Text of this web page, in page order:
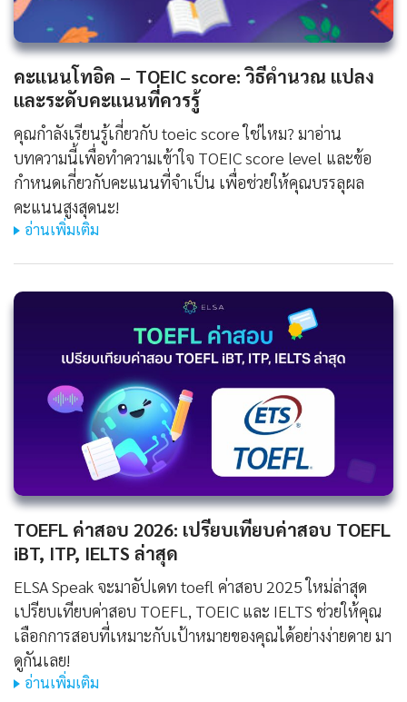
คะแนนโทอิค – TOEIC score: วิธีคำนวณ แปลง
และระดับคะแนนที่ควรรู้
คุณกำลังเรียนรู้เกี่ยวกับ toeic score ใช่ไหม? มาอ่าน
บทความนี้เพื่อทำความเข้าใจ TOEIC score level และข้อ
กำหนดเกี่ยวกับคะแนนที่จำเป็น เพื่อช่วยให้คุณบรรลุผล
คะแนนสูงสุดนะ!
อ่านเพิ่มเติม
TOEFL ค่าสอบ 2026: เปรียบเทียบค่าสอบ TOEFL
iBT, ITP, IELTS ล่าสุด
ELSA Speak จะมาอัปเดท toefl ค่าสอบ 2025 ใหม่ล่าสุด
เปรียบเทียบค่าสอบ TOEFL, TOEIC และ IELTS ช่วยให้คุณ
เลือกการสอบที่เหมาะกับเป้าหมายของคุณได้อย่างง่ายดาย มา
ดูกันเลย!
อ่านเพิ่มเติม